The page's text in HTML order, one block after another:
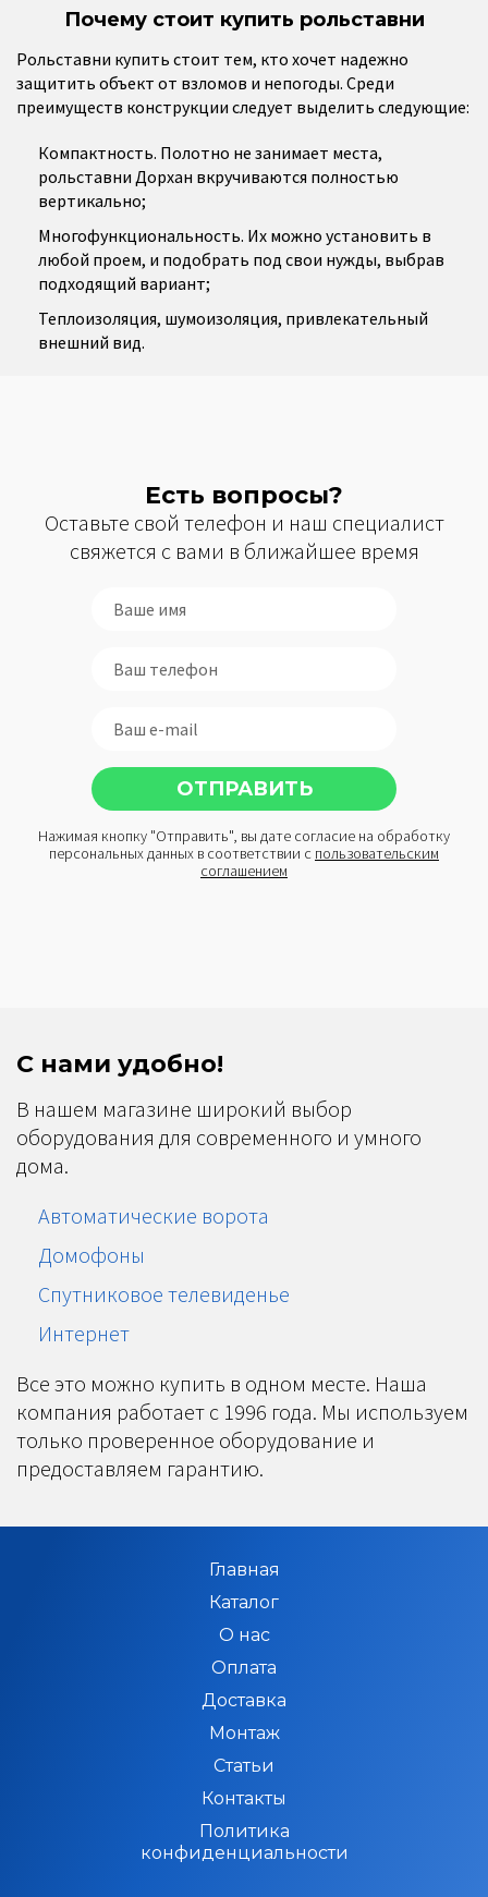
Почему стоит купить рольставни
Рольставни купить стоит тем, кто хочет надежно
защитить объект от взломов и непогоды. Среди
преимуществ конструкции следует выделить следующие:
Компактность. Полотно не занимает места,
рольставни Дорхан вкручиваются полностью
вертикально;
Многофункциональность. Их можно установить в
любой проем, и подобрать под свои нужды, выбрав
подходящий вариант;
Теплоизоляция, шумоизоляция, привлекательный
внешний вид.
Есть вопросы?
Оставьте свой телефон и наш специалист
свяжется с вами в ближайшее время
Нажимая кнопку "Отправить", вы дате согласие на обработку
персональных данных в соответствии с пользовательским
соглашением
С нами удобно!
В нашем магазине широкий выбор
оборудования для современного и умного
дома.
Автоматические ворота
Домофоны
Спутниковое телевиденье
Интернет
Все это можно купить в одном месте. Наша
компания работает с 1996 года. Мы используем
только проверенное оборудование и
предоставляем гарантию.
Главная
Каталог
О нас
Оплата
Доставка
Монтаж
Статьи
Контакты
Политика
конфиденциальности